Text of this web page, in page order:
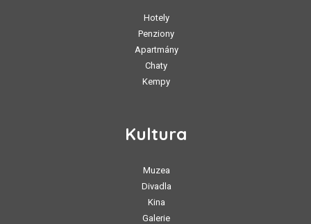
Hotely
Penziony
Apartmány
Chaty
Kempy
Kultura
Muzea
Divadla
Kina
Galerie